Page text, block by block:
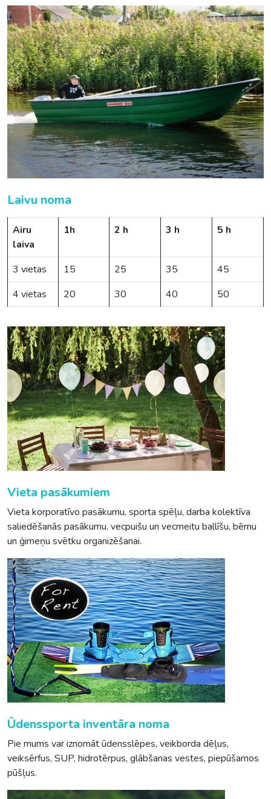
Laivu noma
Airu
laiva
1h 2 h 3 h 5 h
3 vietas 15 25 35
45
4 vietas
20 30 40 50
Vieta pasākumiem
Vieta korporatīvo pasākumu, sporta spēļu, darba kolektīva
saliedēšanās pasākumu, vecpuišu un vecmeitu ballīšu, bērnu
un ģimeņu svētku organizēšanai.
Ūdenssporta inventāra noma
Pie mums var iznomāt ūdensslēpes, veikborda dēļus,
veiksērfus, SUP, hidrotērpus, glābšanas vestes, piepūšamos
pūšļus.